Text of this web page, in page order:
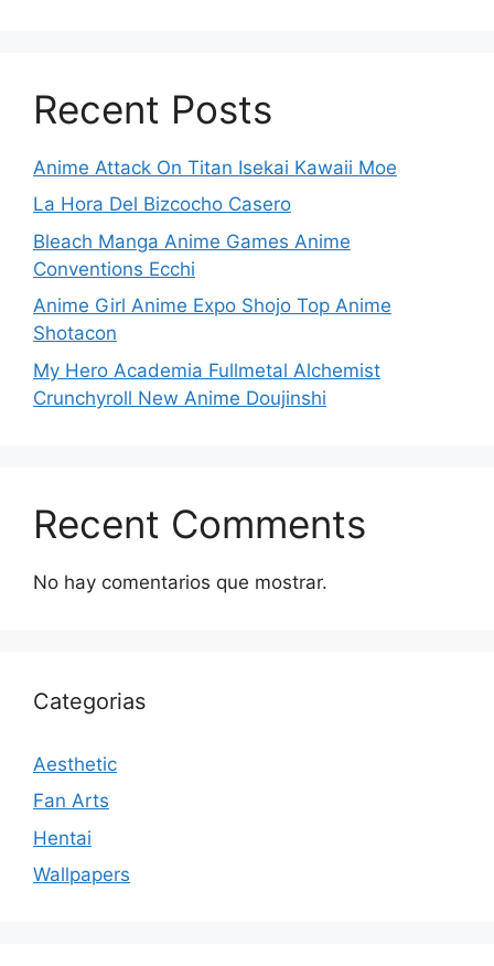
Recent Posts
Anime Attack On Titan Isekai Kawaii Moe
La Hora Del Bizcocho Casero
Bleach Manga Anime Games Anime
Conventions Ecchi
Anime Girl Anime Expo Shojo Top Anime
Shotacon
My Hero Academia Fullmetal Alchemist
Crunchyroll New Anime Doujinshi
Recent Comments
No hay comentarios que mostrar.
Categorias
Aesthetic
Fan Arts
Hentai
Wallpapers